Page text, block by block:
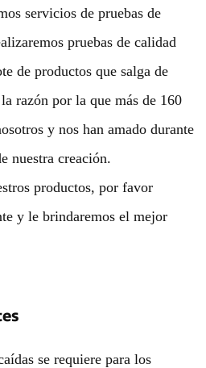
servicios de pruebas de
pruebas de calidad
de productos que salga de
razón por la que más de 160
y nos han amado durante
nuestra creación.
productos, por favor
y le brindaremos el mejor
se requiere para los